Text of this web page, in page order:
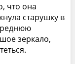
что она
старушку в
зеркало,